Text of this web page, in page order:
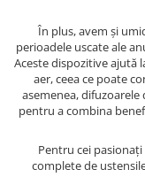
În plus, avem și
perioadele uscate ale
Aceste dispozitive ajută
aer, ceea ce poate
asemenea,
pentru a combina
Pentru cei
complete de